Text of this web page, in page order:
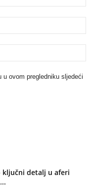
ovom pregledniku sljedeći
ključni detalj u aferi